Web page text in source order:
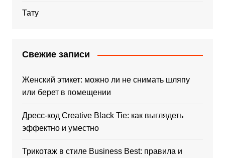
Тату
Свежие записи
Женский этикет: можно ли не снимать шляпу
или берет в помещении
Дресс-код Creative Black Tie: как выглядеть
эффектно и уместно
Трикотаж в стиле Business Best: правила и